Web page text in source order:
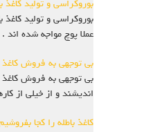
بوروکراسی و تولید کاغذ
بوروکراسی و تولید
عملا پوچ مواجه شده اند
بی توجهی به فروش کاغذ
بی توجهی به فروش کاغذ
اندیشند و از خیلی از
کاغذ باطله را کجا